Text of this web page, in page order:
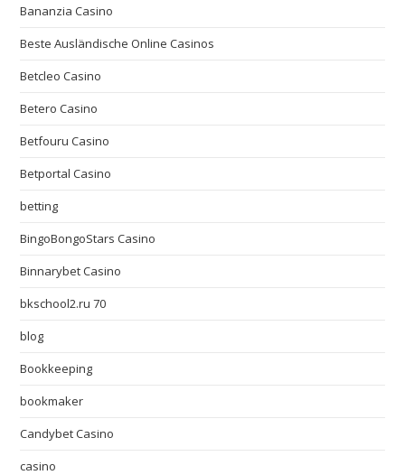
Bananzia Casino
Beste Ausländische Online Casinos
Betcleo Casino
Betero Casino
Betfouru Casino
Betportal Casino
betting
BingoBongoStars Casino
Binnarybet Casino
bkschool2.ru 70
blog
Bookkeeping
bookmaker
Candybet Casino
casino